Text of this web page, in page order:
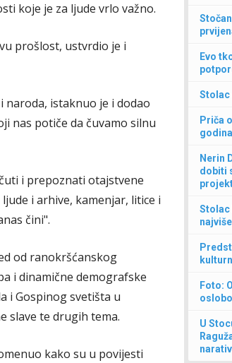
koje je za ljude vrlo važno.
prošlost, ustvrdio je i
naroda, istaknuo je i dodao
nas potiče da čuvamo silnu
i prepoznati otajstvene
i arhive, kamenjar, litice i
čini".
od ranokršćanskog
i dinamične demografske
i Gospinog svetišta u
slave te drugih tema.
kako su u povijesti
Evo
Stolac
Priča
Nerin
dobiti
Stolac
Foto:
U